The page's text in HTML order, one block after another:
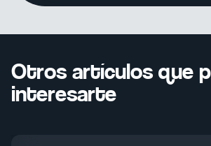
Otros artículos que
interesarte